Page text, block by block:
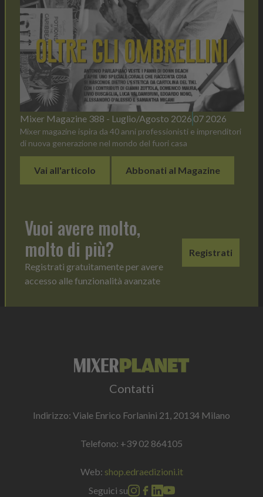
Mixer Magazine 388 - Luglio/Agosto 2026 07 2026
Mixer magazine ispira da 40 anni professionisti e imprenditori
di nuova generazione nel mondo del fuori casa
Vai all'articolo Abbonati al Magazine
Vuoi avere molto,
molto di più?
Registrati gratuitamente per avere
accesso alle funzionalità avanzate
Registrati
Contatti
Indirizzo: Viale Enrico Forlanini 21, 20134 Milano
Telefono: +39 02 864105
Web: shop.edraedizioni.it
Seguici su